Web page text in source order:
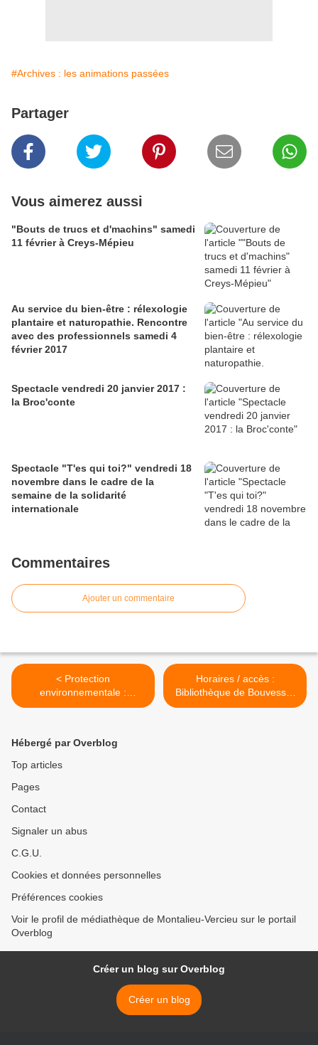
#Archives : les animations passées
Partager
Vous aimerez aussi
"Bouts de trucs et d'machins" samedi
11 février à Creys-Mépieu
Au service du bien-être : rélexologie
plantaire et naturopathie. Rencontre
avec des professionnels samedi 4
février 2017
Spectacle vendredi 20 janvier 2017 :
la Broc'conte
Spectacle "T'es qui toi?" vendredi 18
novembre dans le cadre de la
semaine de la solidarité
internationale
Commentaires
Ajouter un commentaire
< Protection
environnementale :
Conférence vendredi 3
Horaires / accès :
Bibliothèque de Bouvesse-
Quirieu >
Hébergé par Overblog
Top articles
Pages
Contact
Signaler un abus
C.G.U.
Cookies et données personnelles
Préférences cookies
Voir le profil de médiathèque de Montalieu-Vercieu sur le portail
Overblog
Créer un blog sur Overblog
Créer un blog